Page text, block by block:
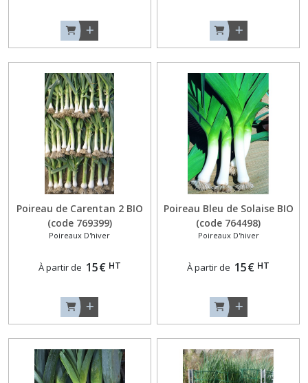
Poireau de Carentan 2 BIO
(code 769399)
Poireaux D'hiver
À partir de 15€ HT
Poireau Bleu de Solaise BIO
(code 764498)
Poireaux D'hiver
À partir de 15€ HT